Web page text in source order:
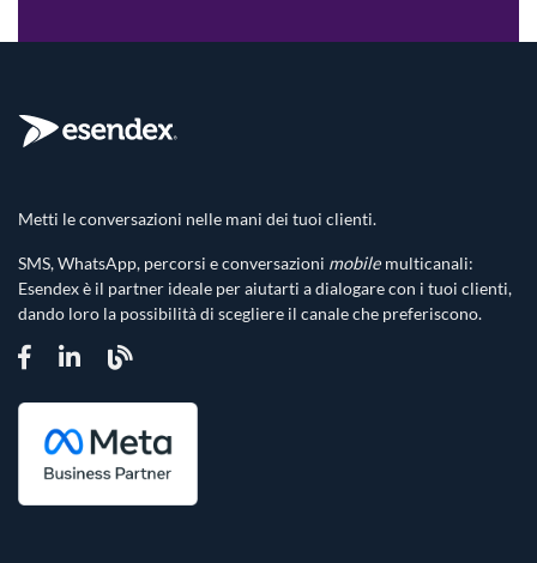
Metti le conversazioni nelle mani dei tuoi clienti.
SMS, WhatsApp, percorsi e conversazioni mobile multicanali:
Esendex è il partner ideale per aiutarti a dialogare con i tuoi clienti,
dando loro la possibilità di scegliere il canale che preferiscono.